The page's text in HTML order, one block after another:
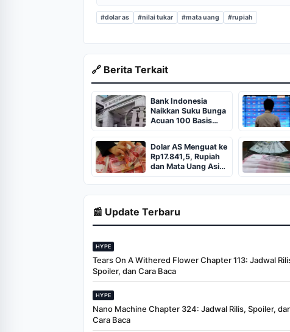
#dolar as #nilai tukar #mata uang #rupiah
🔗 Berita Terkait
Bank Indonesia
Naikkan Suku Bunga
Acuan 100 Basis
Poin dalam Sebulan
Dolar AS Menguat ke
Rp17.841,5, Rupiah
dan Mata Uang Asia
Tertekan
📰 Update Terbaru
HYPE
Tears On A Withered Flower Chapter 113: Jadwal
Spoiler, dan Cara Baca
HYPE
Nano Machine Chapter 324: Jadwal Rilis, Spoiler,
Cara Baca